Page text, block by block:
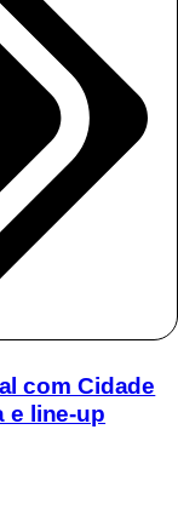
com Cidade
e line-up